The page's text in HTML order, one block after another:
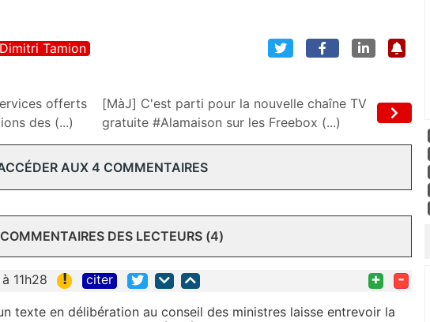
Dimitri Tamion
offerts
des (...)
[MàJ] C'est parti pour la nouvelle chaîne TV
gratuite #Alamaison sur les Freebox (...)
AUX 4 COMMENTAIRES
COMMENTAIRES DES LECTEURS (4)
11h28 ! citer + -
texte en délibération au conseil des ministres laisse entrevoir la